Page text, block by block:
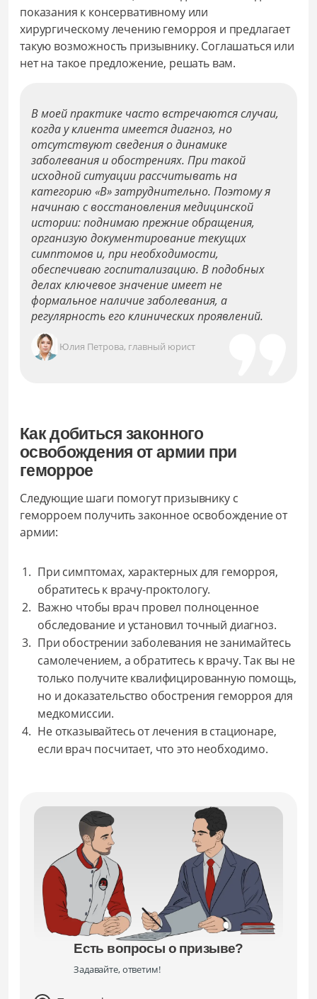
показания к консервативному или
хирургическому лечению геморроя и предлагает
такую возможность призывнику. Соглашаться или
нет на такое предложение, решать вам.
В моей практике часто встречаются случаи,
когда у клиента имеется диагноз, но
отсутствуют сведения о динамике
заболевания и обострениях. При такой
исходной ситуации рассчитывать на
категорию «В» затруднительно. Поэтому я
начинаю с восстановления медицинской
истории: поднимаю прежние обращения,
организую документирование текущих
симптомов и, при необходимости,
обеспечиваю госпитализацию. В подобных
делах ключевое значение имеет не
формальное наличие заболевания, а
регулярность его клинических проявлений.
Юлия Петрова, главный юрист
Как добиться законного
освобождения от армии при
геморрое
Следующие шаги помогут призывнику с
геморроем получить законное освобождение от
армии:
При симптомах, характерных для геморроя,
обратитесь к врачу-проктологу.
Важно чтобы врач провел полноценное
обследование и установил точный диагноз.
При обострении заболевания не занимайтесь
самолечением, а обратитесь к врачу. Так вы не
только получите квалифицированную помощь,
но и доказательство обострения геморроя для
медкомиссии.
Не отказывайтесь от лечения в стационаре,
если врач посчитает, что это необходимо.
Есть вопросы о призыве?
Задавайте, ответим!